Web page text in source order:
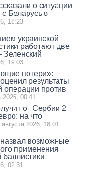
о ситуации
с Беларусью
18:23
украинской
работают две
Зеленский
19:03
потери»:
результаты
операции против
2026, 00:41
от Сербии 2
на что
августа 2026, 18:01
возможные
применения
баллистики
02:31